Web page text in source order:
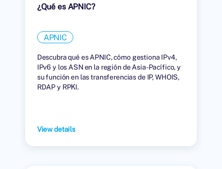
¿Qué es APNIC?
APNIC
Descubra qué es APNIC, cómo gestiona IPv4,
IPv6 y los ASN en la región de Asia-Pacífico, y
su función en las transferencias de IP, WHOIS,
RDAP y RPKI.
View details